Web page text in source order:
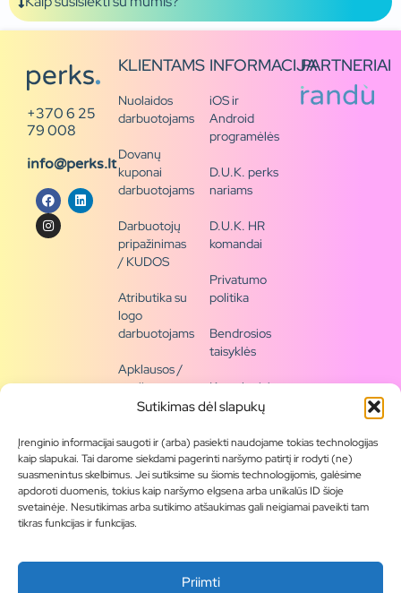
Sutikimas dėl slapukų
Įrenginio informacijai saugoti ir (arba) pasiekti naudojame tokias technologijas
kaip slapukai. Tai darome siekdami pagerinti naršymo patirtį ir rodyti (ne)
suasmenintus skelbimus. Jei sutiksime su šiomis technologijomis, galėsime
apdoroti duomenis, tokius kaip naršymo elgsena arba unikalūs ID šioje
svetainėje. Nesutikimas arba sutikimo atšaukimas gali neigiamai paveikti tam
tikras funkcijas ir funkcijas.
Priimti
+370 6 25
79 008
info@perks.lt
KLIENTAMS
Nuolaidos
darbuotojams
Dovanų
kuponai
darbuotojams
Darbuotojų
pripažinimas
/ KUDOS
Atributika su
logo
darbuotojams
Apklausos /
naujienų
siena
Tapkite
partneriu
Visas
produktų
asortimentas
Produktų
INFORMACIJA
iOS ir
Android
programėlės
D.U.K. perks
nariams
D.U.K. HR
komandai
Privatumo
politika
Bendrosios
taisyklės
Kontaktai /
rekvizitai
PARTNERIAI